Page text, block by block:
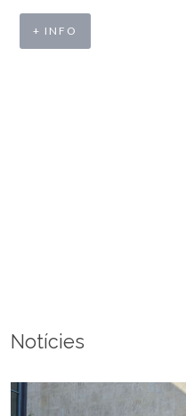
+ INFO
Notícies